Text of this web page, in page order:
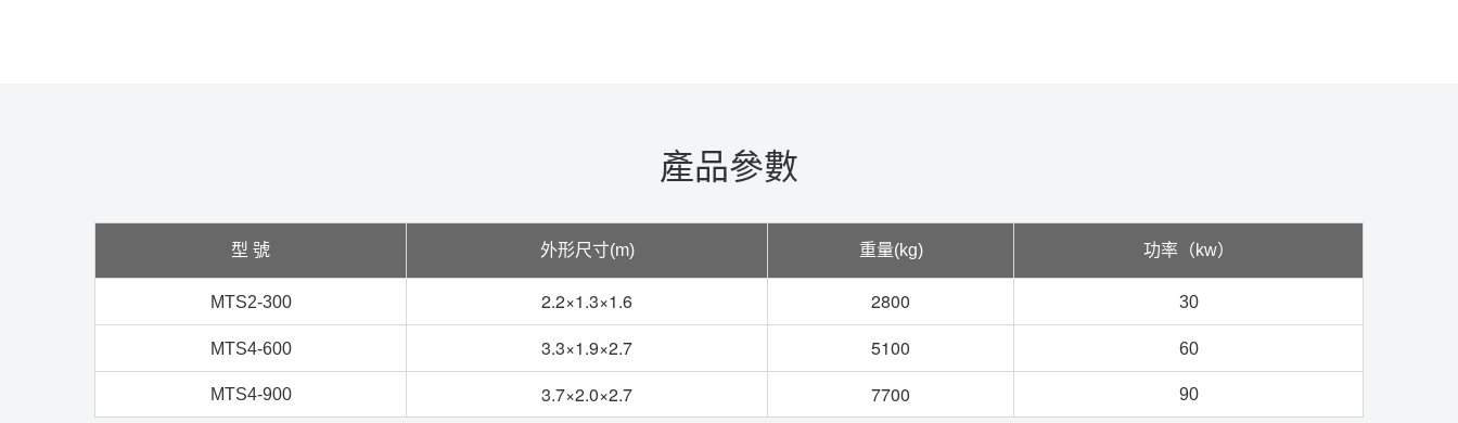
產品參數
型 號 外形尺寸(m) 重量(kg) 功率（kw）
MTS2-300 2.2×1.3×1.6 2800 30
MTS4-600 3.3×1.9×2.7 5100 60
MTS4-900 3.7×2.0×2.7 7700 90